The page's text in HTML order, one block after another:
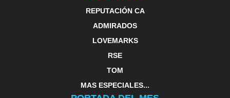
REPUTACIÓN CA
ADMIRADOS
LOVEMARKS
RSE
TOM
MAS ESPECIALES...